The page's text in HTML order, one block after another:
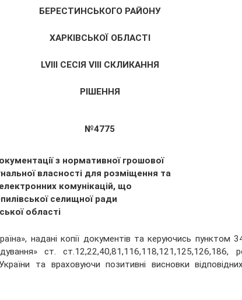
БЕРЕСТИНСЬКОГО РАЙОНУ
ХАРКІВСЬКОЇ ОБЛАСТІ
LVІІІ СЕСІЯ VIII СКЛИКАННЯ
РІШЕННЯ
№4775
з нормативної грошової
власності для розміщення та
комунікацій, що
селищної ради
області
надані копії документів та керуючись пунктом
ст. ст.12,22,40,81,116,118,121,125,126,186,
та враховуючи позитивні висновки